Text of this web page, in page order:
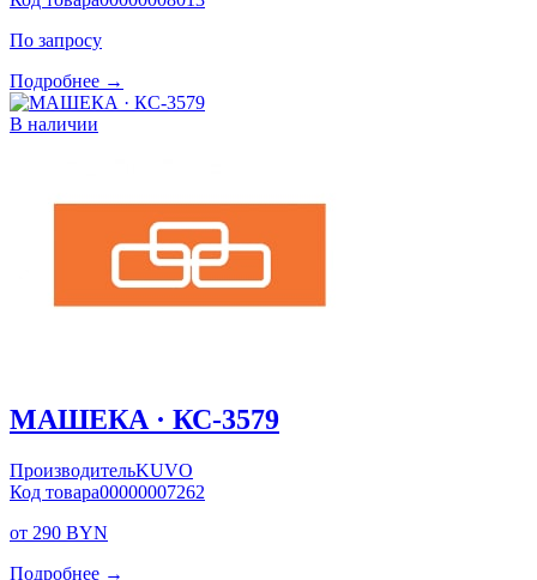
По запросу
Подробнее →
В наличии
МАШЕКА · КС-3579
ПроизводительKUVO
Код товара00000007262
от 290 BYN
Подробнее →